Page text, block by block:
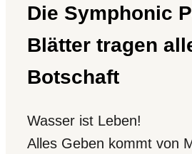
Die Symphonic
Blätter tragen
Botschaft
Wasser ist Leben!
Alles Geben kommt von